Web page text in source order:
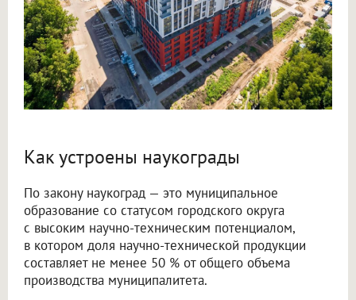
Как устроены наукограды
По закону наукоград — это муниципальное
образование со статусом городского округа
с высоким научно-техническим потенциалом,
в котором доля научно-технической продукции
составляет не менее 50 % от общего объема
производства муниципалитета.